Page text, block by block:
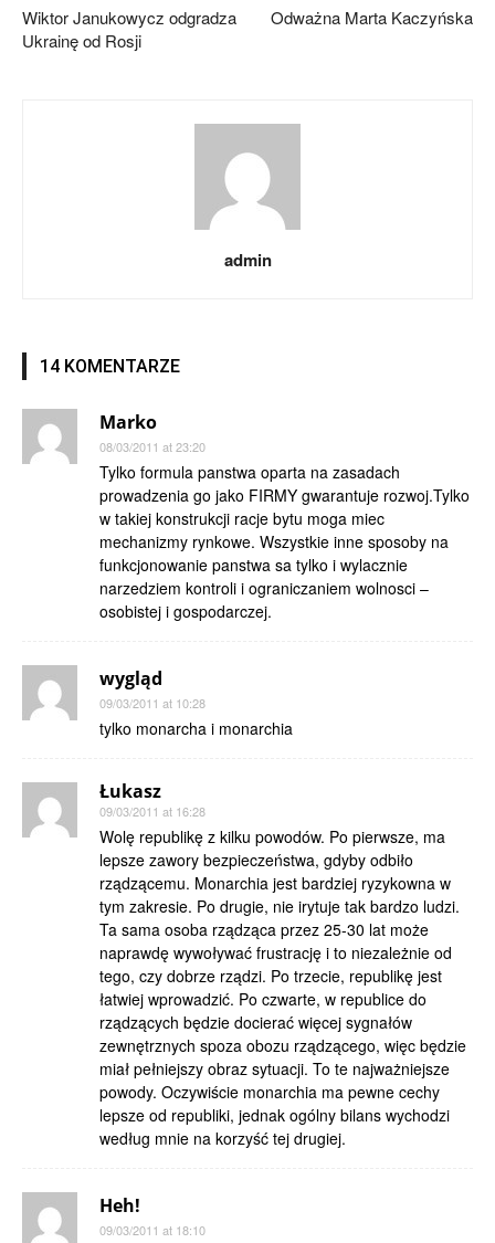
Wiktor Janukowycz odgradza
Ukrainę od Rosji
Odważna Marta Kaczyńska
admin
14 KOMENTARZE
Marko
08/03/2011 at 23:20
Tylko formula panstwa oparta na zasadach
prowadzenia go jako FIRMY gwarantuje rozwoj.Tylko
w takiej konstrukcji racje bytu moga miec
mechanizmy rynkowe. Wszystkie inne sposoby na
funkcjonowanie panstwa sa tylko i wylacznie
narzedziem kontroli i ograniczaniem wolnosci –
osobistej i gospodarczej.
wygląd
09/03/2011 at 10:28
tylko monarcha i monarchia
Łukasz
09/03/2011 at 16:28
Wolę republikę z kilku powodów. Po pierwsze, ma
lepsze zawory bezpieczeństwa, gdyby odbiło
rządzącemu. Monarchia jest bardziej ryzykowna w
tym zakresie. Po drugie, nie irytuje tak bardzo ludzi.
Ta sama osoba rządząca przez 25-30 lat może
naprawdę wywoływać frustrację i to niezależnie od
tego, czy dobrze rządzi. Po trzecie, republikę jest
łatwiej wprowadzić. Po czwarte, w republice do
rządzących będzie docierać więcej sygnałów
zewnętrznych spoza obozu rządzącego, więc będzie
miał pełniejszy obraz sytuacji. To te najważniejsze
powody. Oczywiście monarchia ma pewne cechy
lepsze od republiki, jednak ogólny bilans wychodzi
według mnie na korzyść tej drugiej.
Heh!
09/03/2011 at 18:10